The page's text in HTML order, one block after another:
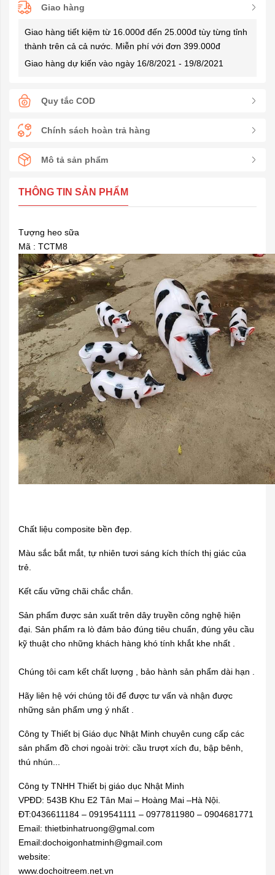
Giao hàng
Giao hàng tiết kiệm từ 16.000đ đến 25.000đ tùy từng tỉnh
thành trên cả cả nước. Miễn phí với đơn 399.000đ
Giao hàng dự kiến vào ngày 16/8/2021 - 19/8/2021
Quy tắc COD
Chính sách hoàn trả hàng
Mô tả sản phẩm
THÔNG TIN SẢN PHẨM
Tượng heo sữa
Mã : TCTM8
Chất liệu composite bền đẹp.
Màu sắc bắt mắt, tự nhiên tươi sáng kích thích thị giác của
trẻ.
Kết cấu vững chãi chắc chắn.
Sản phẩm được sản xuất trên dây truyền công nghệ hiện
đại. Sản phẩm ra lò đảm bảo đúng tiêu chuẩn, đúng yêu cầu
kỹ thuật cho những khách hàng khó tính khắt khe nhất .
Chúng tôi cam kết chất lượng , bảo hành sản phẩm dài hạn .
Hãy liên hệ với chúng tôi để được tư vấn và nhận được
những sản phẩm ưng ý nhất .
Công ty Thiết bị Giáo dục Nhật Minh chuyên cung cấp các
sản phẩm đồ chơi ngoài trời: cầu trượt xích đu, bập bênh,
thú nhún...
Công ty TNHH Thiết bị giáo dục Nhật Minh
VPĐD: 543B Khu E2 Tân Mai – Hoàng Mai –Hà Nội.
ĐT:0436611184 – 0919541111 – 0977811980 – 0904681771
Email: thietbinhatruong@gmal.com
Email:dochoigonhatminh@gmail.com
website:
www.dochoitreem.net.vn